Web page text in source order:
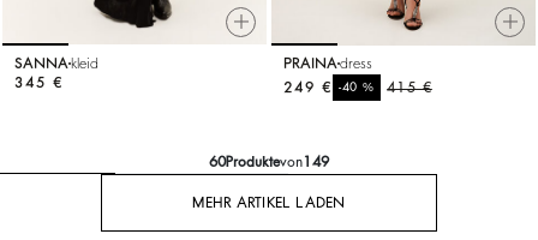
SANNA kleid
345 €
PRAINA dress
415 €
-40%
249 €
60Produktevon149
MEHR ARTIKEL LADEN